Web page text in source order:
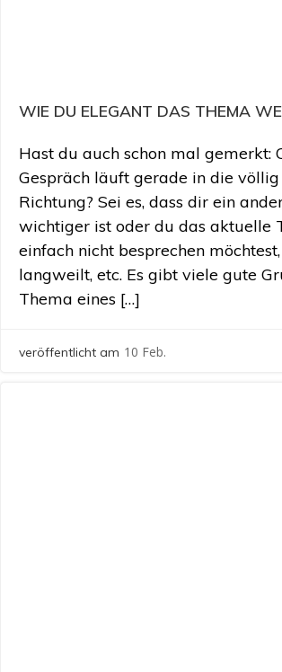
WIE DU ELEGANT DAS THEMA
Hast du auch schon mal gemerkt:
Gespräch läuft gerade in die
Richtung? Sei es, dass dir ein
wichtiger ist oder du das aktuelle
einfach nicht besprechen
langweilt, etc. Es gibt viele gute
Thema eines […]
veröffentlicht am 10 Feb.